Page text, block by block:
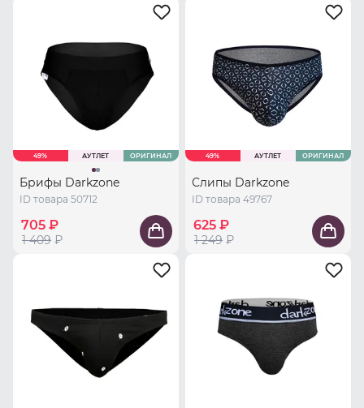
49% АУТЛЕТ ОРИГИНАЛ
Брифы Darkzone
ID товара 50712
705 ₽
1 409 ₽
49% АУТЛЕТ ОРИГИНАЛ
Слипы Darkzone
ID товара 49767
625 ₽
1 249 ₽